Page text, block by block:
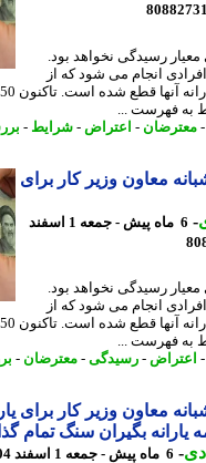
رسیدگی نخواهد بود.
انجام می شود که از
اسفند
فهرست ...
-اعتراض -شرایط -بررسی
وزیر کار برای
6 ماه پیش - جمعه 1 اسفند
رسیدگی نخواهد بود.
انجام می شود که از
اسفند
فهرست ...
-رسیدگی-معترضان-
وزیر کار برای
بگیران سنگ تمام
6 ماه پیش - جمعه 1 اسفند 1404، 22:16